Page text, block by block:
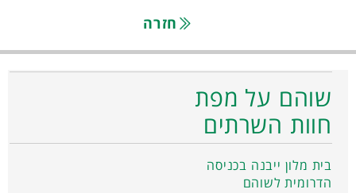
חזרה
שוהם על מפת
חוות השרתים
בית מלון ייבנה בכניסה
הדרומית לשוהם